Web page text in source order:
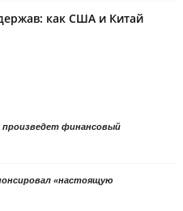
как США и Китай
финансовый
«настоящую